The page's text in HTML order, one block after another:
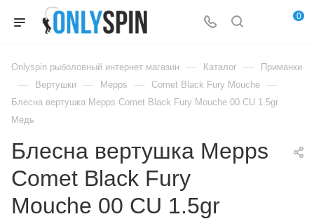
0
Onlyspin рыболовный интернет магазин — Каталог — Приманки
— Вертушки — Mepps — Comet Black Fury Mouche —
Блесна вертушка Mepps Comet Black Fury Mouche 00 CU 1.5gr
Медь
Блесна вертушка Mepps
Comet Black Fury
Mouche 00 CU 1.5gr